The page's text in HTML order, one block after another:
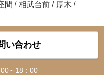
間 / 相武台前 / 厚木 /
い合わせ
～18：00